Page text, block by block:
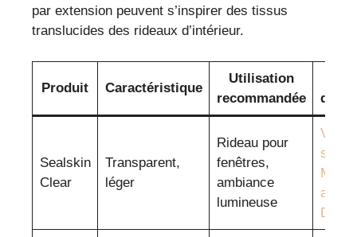
par extension peuvent s’inspirer des tissus
translucides des rideaux d’intérieur.
Produit Caractéristique
Utilisation
recommandée
direct
Sealskin
Clear
Transparent,
léger
Rideau pour
fenêtres,
ambiance
lumineuse
Voir
sur
Mode
and
Déco